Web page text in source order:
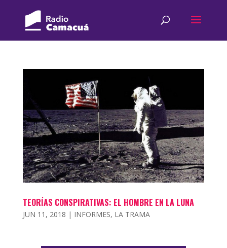
TEORÍAS CONSPIRATIVAS: EL HOMBRE EN LA LUNA
JUN 11, 2018 | INFORMES, LA TRAMA